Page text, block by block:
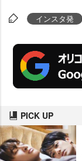
インスタ発
PICK UP